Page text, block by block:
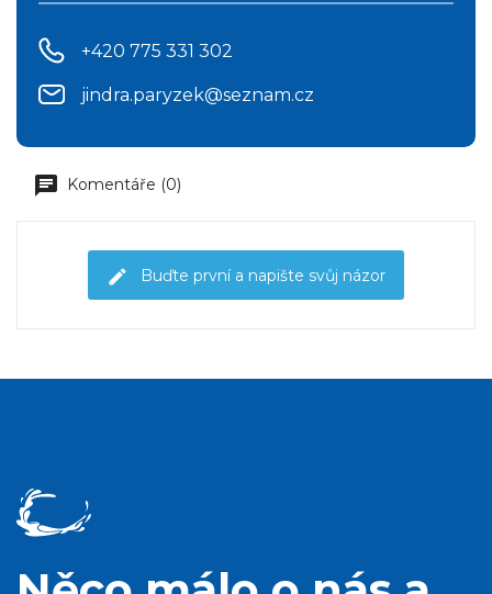
+420 775 331 302
jindra.paryzek@seznam.cz
Komentáře (0)
Buďte první a napište svůj názor